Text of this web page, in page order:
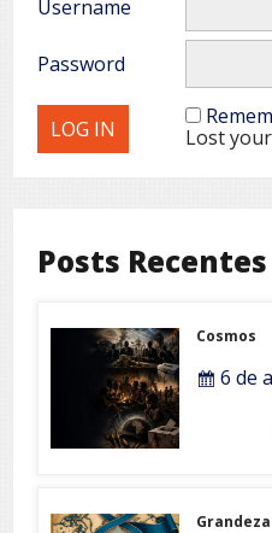
Username
Password
Lost
Posts Recentes
Cosmos
6 de